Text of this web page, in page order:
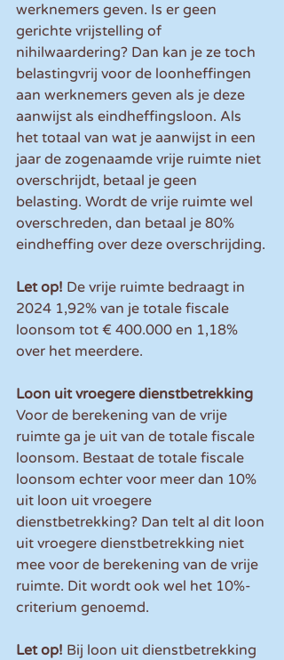
werknemers geven. Is er geen
gerichte vrijstelling of
nihilwaardering? Dan kan je ze toch
belastingvrij voor de loonheffingen
aan werknemers geven als je deze
aanwijst als eindheffingsloon. Als
het totaal van wat je aanwijst in een
jaar de zogenaamde vrije ruimte niet
overschrijdt, betaal je geen
belasting. Wordt de vrije ruimte wel
overschreden, dan betaal je 80%
eindheffing over deze overschrijding.
Let op! De vrije ruimte bedraagt in
2024 1,92% van je totale fiscale
loonsom tot € 400.000 en 1,18%
over het meerdere.
Loon uit vroegere dienstbetrekking
Voor de berekening van de vrije
ruimte ga je uit van de totale fiscale
loonsom. Bestaat de totale fiscale
loonsom echter voor meer dan 10%
uit loon uit vroegere
dienstbetrekking? Dan telt al dit loon
uit vroegere dienstbetrekking niet
mee voor de berekening van de vrije
ruimte. Dit wordt ook wel het 10%-
criterium genoemd.
Let op! Bij loon uit dienstbetrekking